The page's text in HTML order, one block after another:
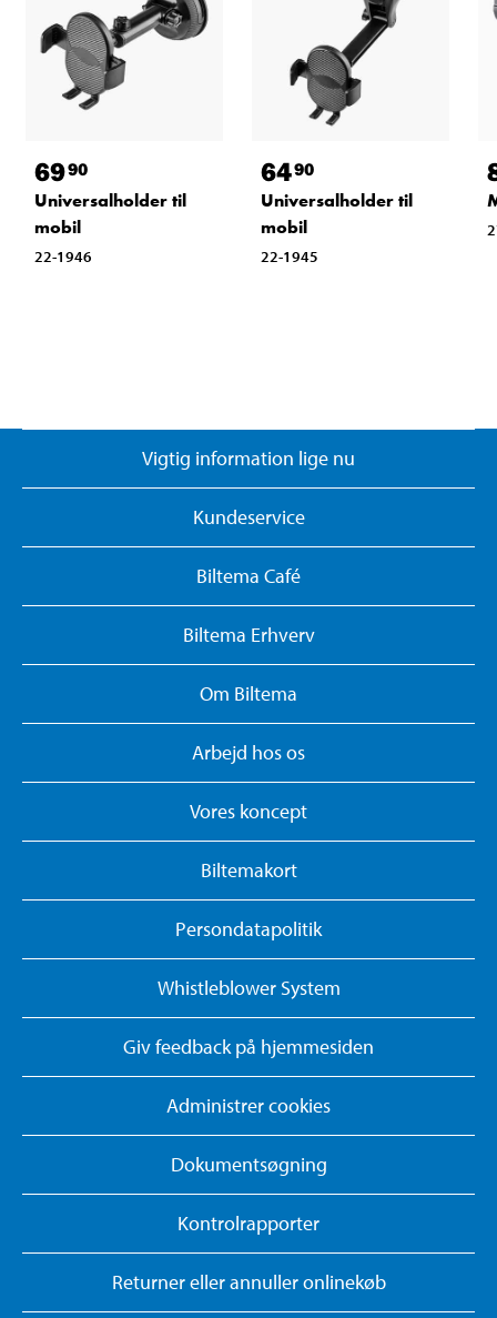
6990
Universalholder til
mobil
22-1946
6490
Universalholder til
mobil
22-1945
Vigtig information lige nu
Kundeservice
Biltema Café
Biltema Erhverv
Om Biltema
Arbejd hos os
Vores koncept
Biltemakort
Persondatapolitik
Whistleblower System
Giv feedback på hjemmesiden
Administrer cookies
Dokumentsøgning
Kontrolrapporter
Returner eller annuller onlinekøb